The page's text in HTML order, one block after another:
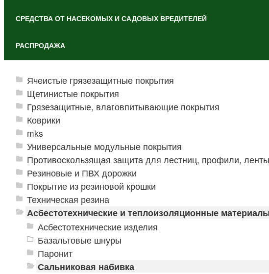
СРЕДСТВА ОТ НАСЕКОМЫХ И САДОВЫХ ВРЕДИТЕЛЕЙ
РАСПРОДАЖА
Ячеистые грязезащитные покрытия
Щетинистые покрытия
Грязезащитные, влаговпитывающие покрытия
Коврики
mks
Универсальные модульные покрытия
Противоскользящая защита для лестниц, профили, ленты
Резиновые и ПВХ дорожки
Покрытие из резиновой крошки
Техническая резина
Асбестотехнические и теплоизоляционные материалы
Асбестотехнические изделия
Базальтовые шнуры
Паронит
Сальниковая набивка